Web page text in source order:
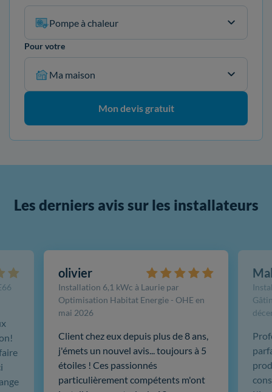
Pompe à chaleur
Pour votre
Ma maison
Mon devis gratuit
Les derniers avis sur les installateurs
olivier
Installation 6,1 kWc à Laurie par
Optimisation Habitat Energie - OHE en
mai 2026
Client chez eux depuis plus de 8 ans,
j'émets un nouvel avis... toujours à 5
étoiles ! Ces passionnés
particulièrement compétents m'ont